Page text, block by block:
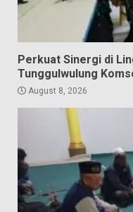
Perkuat Sinergi di
Tunggulwulung
August 8, 2026